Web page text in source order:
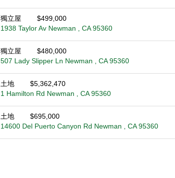
獨立屋
$499,000
1938 Taylor Av Newman , CA 95360
獨立屋
$480,000
507 Lady Slipper Ln Newman , CA 95360
土地
$5,362,470
1 Hamilton Rd Newman , CA 95360
土地
$695,000
14600 Del Puerto Canyon Rd Newman , CA 95360